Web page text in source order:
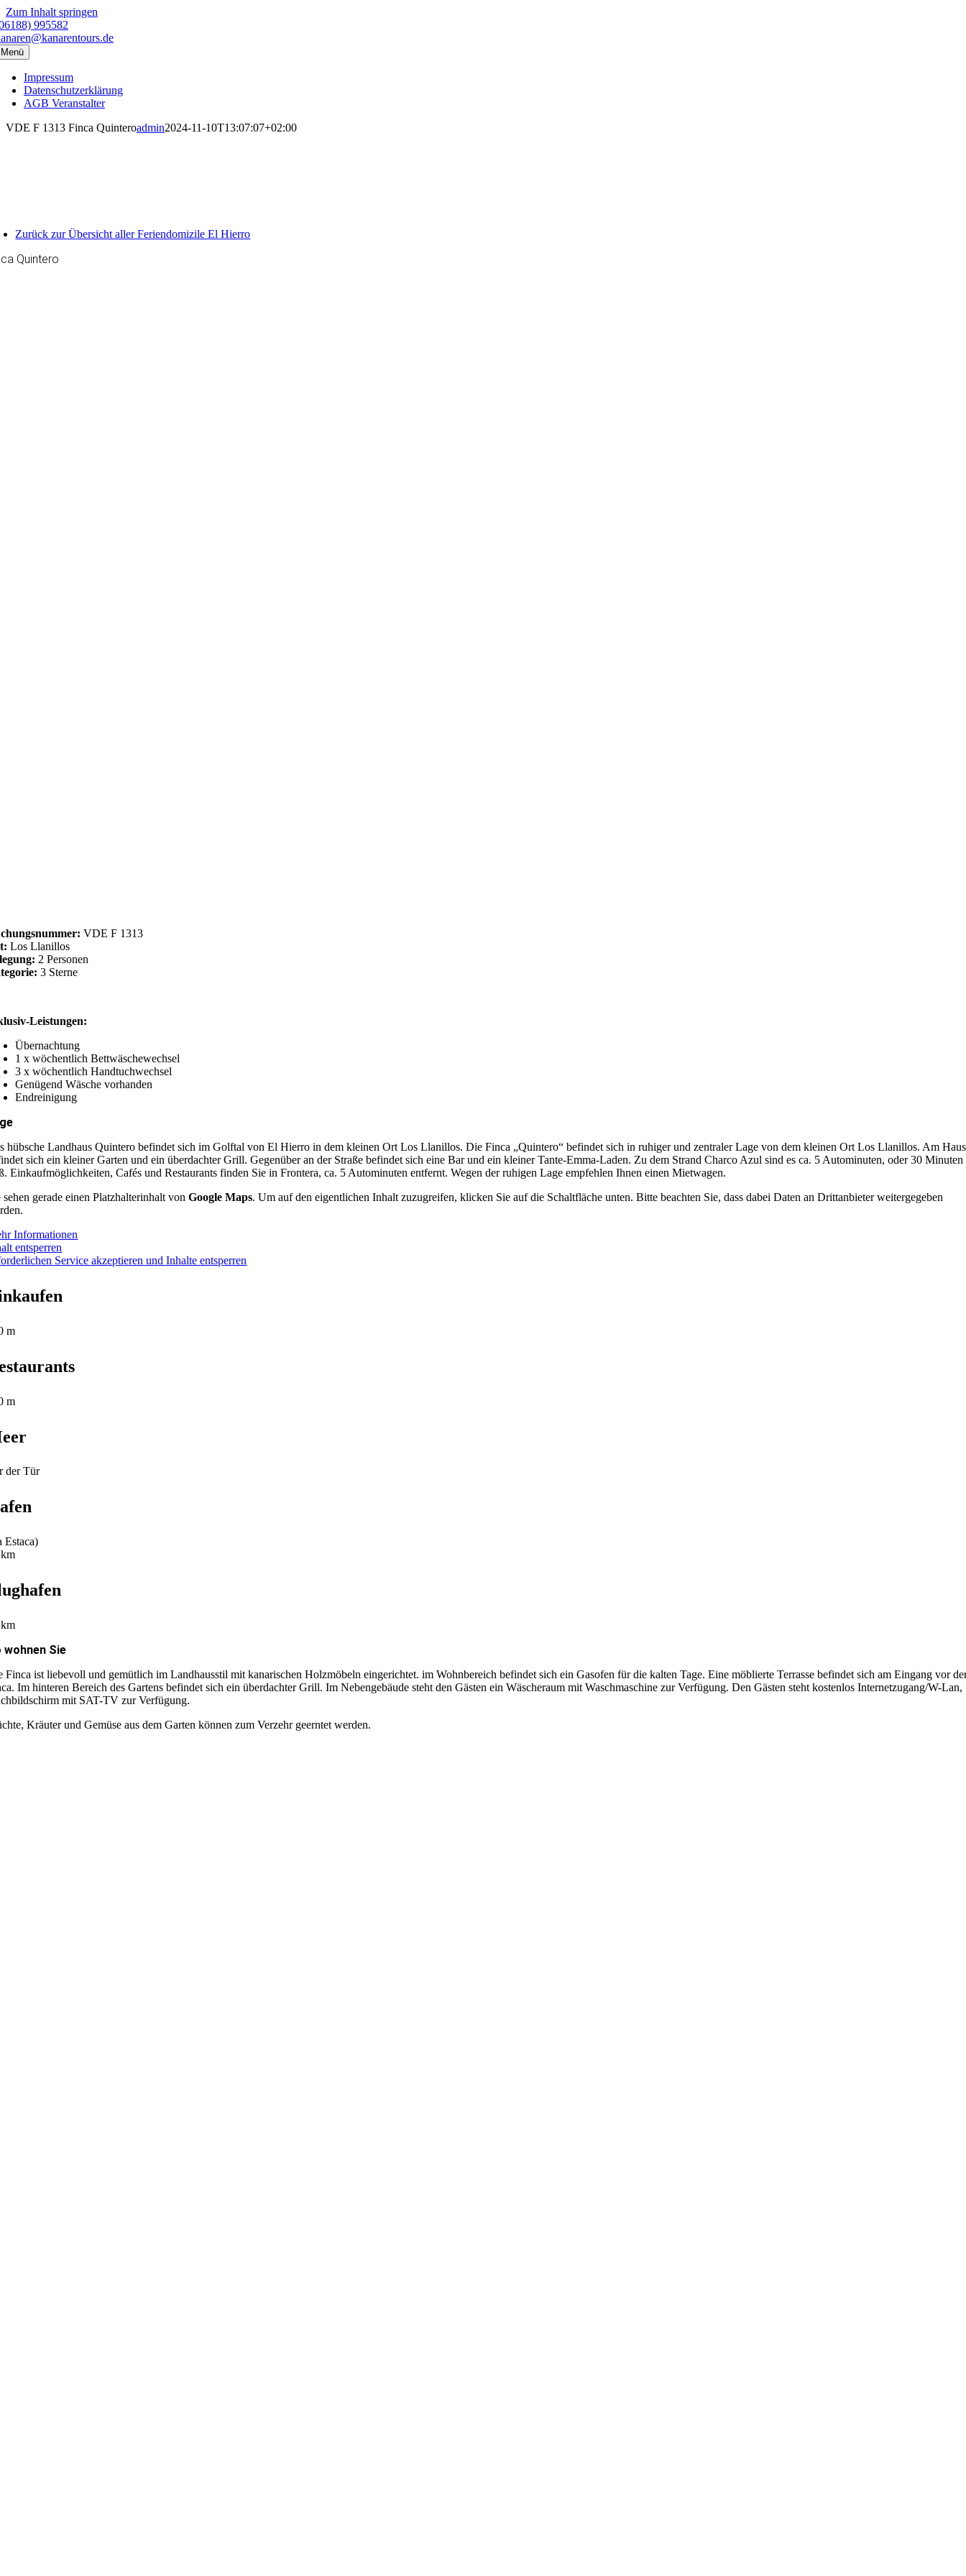
Zum Inhalt springen
995582
Menü
Impressum
Datenschutzerklärung
AGB Veranstalter
VDE F 1313 Finca Quinteroadmin2024-11-10T13:07:07+02:00
Zurück zur Übersicht aller Feriendomizile El Hierro
Quintero
VDE F 1313
Los Llanillos
2 Personen
3 Sterne
Leistungen:
Übernachtung
1 x wöchentlich Bettwäschewechsel
3 x wöchentlich Handtuchwechsel
Genügend Wäsche vorhanden
Endreinigung
hübsche Landhaus Quintero befindet sich im Golftal von El Hierro in dem kleinen Ort Los Llanillos. Die Finca „Quintero“ befindet sich in ruhiger und zentraler Lage von dem kleinen Ort Los Llanillos. Am Haus
sich ein kleiner Garten und ein überdachter Grill. Gegenüber an der Straße befindet sich eine Bar und ein kleiner Tante-Emma-Laden. Zu dem Strand Charco Azul sind es ca. 5 Autominuten, oder 30 Minuten
Einkaufmöglichkeiten, Cafés und Restaurants finden Sie in Frontera, ca. 5 Autominuten entfernt. Wegen der ruhigen Lage empfehlen Ihnen einen Mietwagen.
sehen gerade einen Platzhalterinhalt vonGoogle Maps. Um auf den eigentlichen Inhalt zuzugreifen, klicken Sie auf die Schaltfläche unten. Bitte beachten Sie, dass dabei Daten an Drittanbieter weitergegeben
Informationen
entsperren
Service akzeptieren und Inhalte entsperren
m
m
der Tür
Estaca)
wohnen Sie
Finca ist liebevoll und gemütlich im Landhausstil mit kanarischen Holzmöbeln eingerichtet. im Wohnbereich befindet sich ein Gasofen für die kalten Tage. Eine möblierte Terrasse befindet sich am Eingang vor
Im hinteren Bereich des Gartens befindet sich ein überdachter Grill. Im Nebengebäude steht den Gästen ein Wäscheraum mit Waschmaschine zur Verfügung. Den Gästen steht kostenlos Internetzugang/W-Lan,
mit SAT-TV zur Verfügung.
Kräuter und Gemüse aus dem Garten können zum Verzehr geerntet werden.